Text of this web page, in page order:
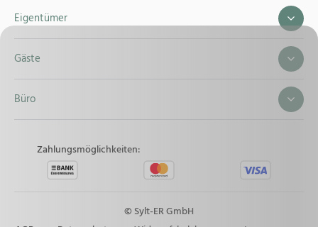
Eigentümer
Gäste
Büro
© Sylt-ER GmbH
Zahlungsmöglichkeiten: